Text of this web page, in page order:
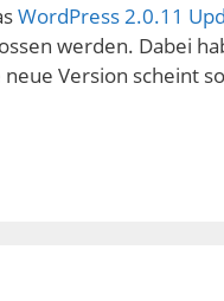
WordPress 2.0.11
werden. Dabei
neue Version scheint